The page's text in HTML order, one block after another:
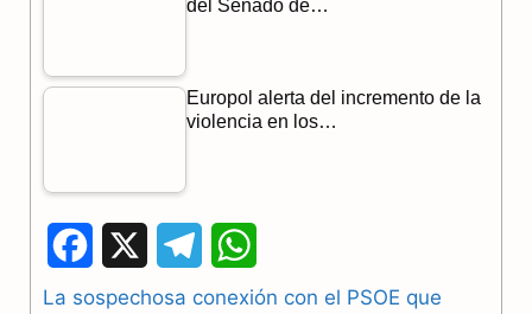
del Senado de…
Europol alerta del incremento de la
violencia en los…
a
e
h
La sospechosa conexión con el PSOE que